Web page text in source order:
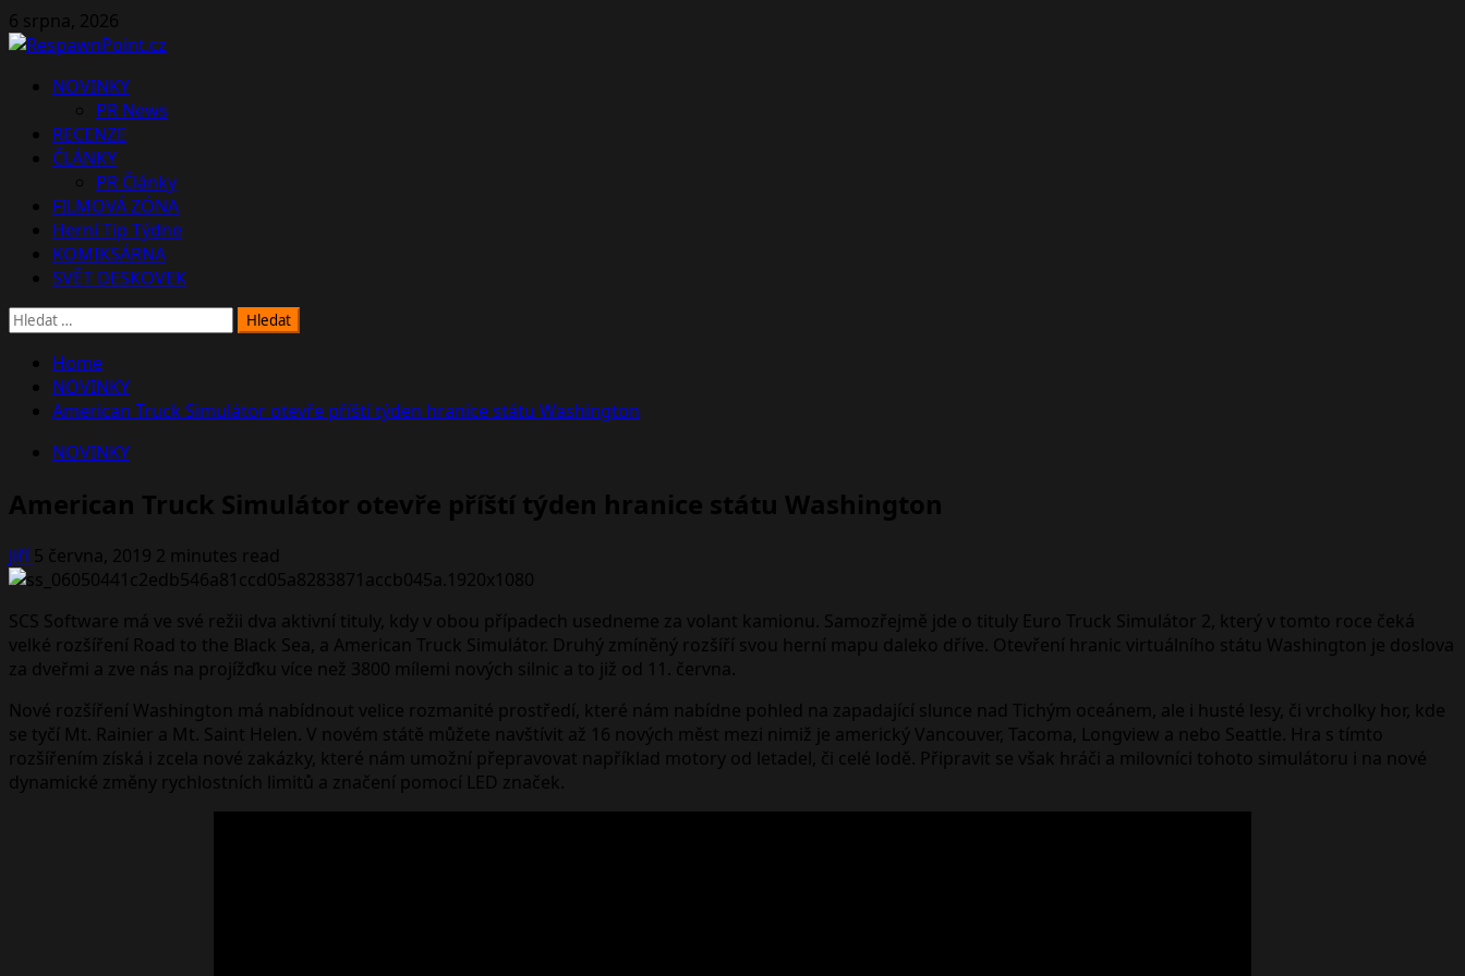
Skip
to
6 srpna, 2026
PrimaryNOVINKY
PR News
RECENZE
ČLÁNKY
PR Články
FILMOVÁ ZÓNA
Herní Tip Týdne
KOMIKSÁRNA
SVĚT DESKOVEK
Vyhledávání
Home
NOVINKY
American Truck Simulátor otevře příští týden hranice státu Washington
NOVINKY
American Truck Simulátor otevře příští týden hranice státu Washington
Jiří 5 června, 2019 2 minutes read
SCS Software má ve své režii dva aktivní tituly, kdy v obou případech usedneme za volant kamionu. Samozřejmě jde o tituly Euro Truck Simulátor 2, který v tomto roce čeká
velké rozšíření Road to the Black Sea, a American Truck Simulátor. Druhý zmíněný rozšíří svou herní mapu daleko dříve. Otevření hranic virtuálního státu Washington je doslova
za dveřmi a zve nás na projížďku více než 3800 mílemi nových silnic a to již od 11. června.
Nové rozšíření Washington má nabídnout velice rozmanité prostředí, které nám nabídne pohled na zapadající slunce nad Tichým oceánem, ale i husté lesy, či vrcholky hor, kde
se tyčí Mt. Rainier a Mt. Saint Helen. V novém státě můžete navštívit až 16 nových měst mezi nimiž je americký Vancouver, Tacoma, Longview a nebo Seattle. Hra s tímto
rozšířením získá i zcela nové zakázky, které nám umožní přepravovat například motory od letadel, či celé lodě. Připravit se však hráči a milovníci tohoto simulátoru i na nové
dynamické změny rychlostních limitů a značení pomocí LED značek.